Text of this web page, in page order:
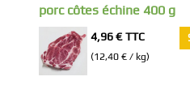
porc côtes échine 400 g
4,96 € TTC
(12,40 € / kg)